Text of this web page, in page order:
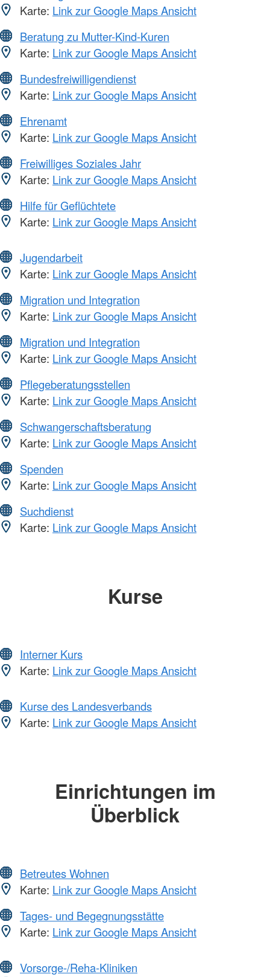
Karte: Link zur Google Maps Ansicht
Beratung zu Mutter-Kind-Kuren
Karte: Link zur Google Maps Ansicht
Bundesfreiwilligendienst
Karte: Link zur Google Maps Ansicht
Ehrenamt
Karte: Link zur Google Maps Ansicht
Freiwilliges Soziales Jahr
Karte: Link zur Google Maps Ansicht
Hilfe für Geflüchtete
Karte: Link zur Google Maps Ansicht
Jugendarbeit
Karte: Link zur Google Maps Ansicht
Migration und Integration
Karte: Link zur Google Maps Ansicht
Migration und Integration
Karte: Link zur Google Maps Ansicht
Pflegeberatungsstellen
Karte: Link zur Google Maps Ansicht
Schwangerschaftsberatung
Karte: Link zur Google Maps Ansicht
Spenden
Karte: Link zur Google Maps Ansicht
Suchdienst
Karte: Link zur Google Maps Ansicht
Kurse
Interner Kurs
Karte: Link zur Google Maps Ansicht
Kurse des Landesverbands
Karte: Link zur Google Maps Ansicht
Einrichtungen im
Überblick
Betreutes Wohnen
Karte: Link zur Google Maps Ansicht
Tages- und Begegnungsstätte
Karte: Link zur Google Maps Ansicht
Vorsorge-/Reha-Kliniken